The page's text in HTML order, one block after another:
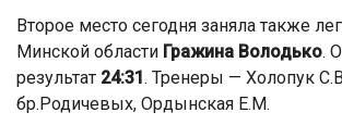
Второе место сегодня заняла также
Минской области Гражина Володько.
результат 24:31. Тренеры — Холопук
бр.Родичевых, Ордынская Е.М.